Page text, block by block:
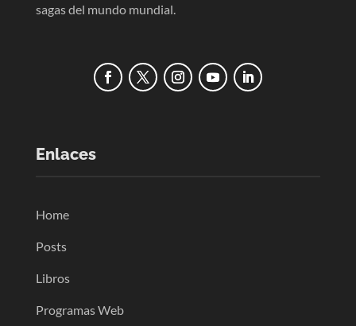
sagas del mundo mundial.
Enlaces
Home
Posts
Libros
Programas Web